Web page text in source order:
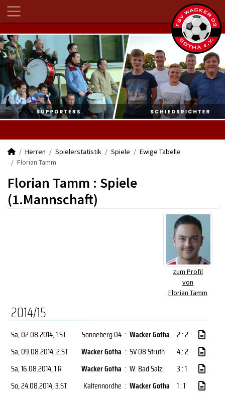
Herren Spielerstatistik Spiele
Ewige Tabelle
Florian Tamm
Florian Tamm : Spiele
(1.Mannschaft)
zum Profil
von
Florian Tamm
2014/15
Sa, 02.08.2014, 1.ST Sonneberg 04 : Wacker Gotha 2 : 2
Sa, 09.08.2014, 2.ST Wacker Gotha : SV 08 Struth
4 : 2
Sa, 16.08.2014, 1.R Wacker Gotha : W. Bad Salz.
3 : 1
So, 24.08.2014, 3.ST Kaltennordhe : Wacker Gotha 1 : 1